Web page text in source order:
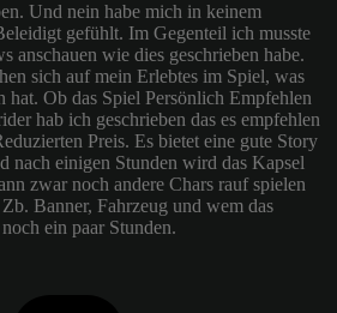
Und nein habe mich in keinem
gefühlt. Im Gegenteil ich musste
anschauen wie dies geschrieben habe.
sich auf mein Erlebtes im Spiel, was
hat. Ob das Spiel Persönlich Empfehlen
hab ich geschrieben das es empfehlen
Preis. Es bietet eine gute Story
nach einigen Stunden wird das Kapsel
zwar noch andere Chars rauf spielen
Banner, Fahrzeug und wem das
ein paar Stunden.